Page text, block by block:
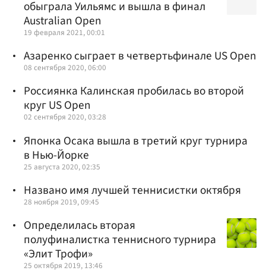
обыграла Уильямс и вышла в финал
Australian Open
19 февраля 2021, 00:01
Азаренко сыграет в четвертьфинале US Open
08 сентября 2020, 06:00
Россиянка Калинская пробилась во второй
круг US Open
02 сентября 2020, 03:28
Японка Осака вышла в третий круг турнира
в Нью-Йорке
25 августа 2020, 02:35
Названо имя лучшей теннисистки октября
28 ноября 2019, 09:45
Определилась вторая
полуфиналистка теннисного турнира
«Элит Трофи»
25 октября 2019, 13:46